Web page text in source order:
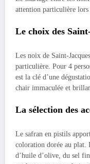
attention particulière
Le choix des
Les noix de Saint-
particulière. Pour 4
est la clé d’une
chair immaculée et
La sélection des
Le safran en pistils
coloration dorée au plat.
d’huile d’olive, du sel